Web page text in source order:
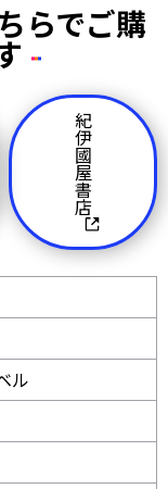
らでご購
紀
伊
國
屋
書
店
ル